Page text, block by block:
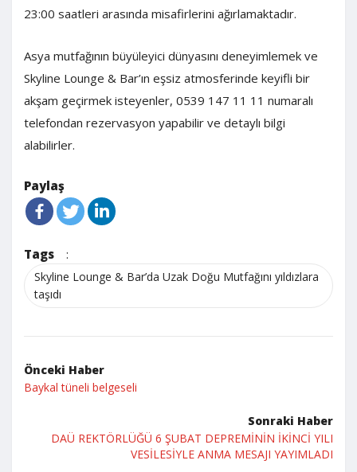
23:00 saatleri arasında misafirlerini ağırlamaktadır.
Asya mutfağının büyüleyici dünyasını deneyimlemek ve
Skyline Lounge & Bar’ın eşsiz atmosferinde keyifli bir
akşam geçirmek isteyenler, 0539 147 11 11 numaralı
telefondan rezervasyon yapabilir ve detaylı bilgi
alabilirler.
Paylaş
Tags :
Skyline Lounge & Bar’da Uzak Doğu Mutfağını yıldızlara
taşıdı
Önceki Haber
Baykal tüneli belgeseli
Sonraki Haber
DAÜ REKTÖRLÜĞÜ 6 ŞUBAT DEPREMİNİN İKİNCİ YILI
VESİLESİYLE ANMA MESAJI YAYIMLADI